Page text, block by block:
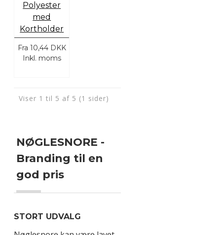
Polyester
med
Kortholder
Fra 10,44 DKK
Inkl. moms
Viser 1 til 5 af 5 (1 sider)
NØGLESNORE -
Branding til en
god pris
STORT UDVALG